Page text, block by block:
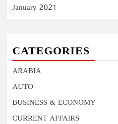
January 2021
CATEGORIES
ARABIA
AUTO
BUSINESS & ECONOMY
CURRENT AFFAIRS